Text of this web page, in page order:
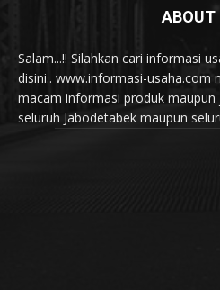
ABOUT
Salam...!! Silahkan cari informasi
disini.. www.informasi-usaha.com
macam informasi produk maupun
seluruh Jabodetabek maupun